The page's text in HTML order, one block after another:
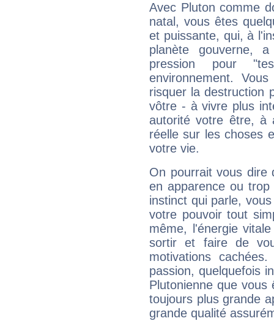
Avec Pluton comme
natal, vous êtes
et puissante, qui, à
planète gouverne,
pression pour
environnement.
risquer la destruction
vôtre - à vivre plus
autorité votre être, à
réelle sur les choses
votre vie.
On pourrait vous dire
en apparence ou
instinct qui parle,
votre pouvoir tout
même, l'énergie
sortir et faire de
motivations
passion, quelquefois
Plutonienne que
toujours plus grande
grande qualité